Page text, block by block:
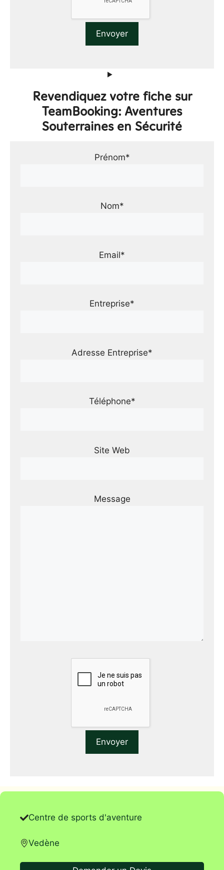
Revendiquez votre fiche sur
TeamBooking: Aventures
Souterraines en Sécurité
Prénom*
Nom*
Email*
Entreprise*
Adresse Entreprise*
Téléphone*
Site Web
Message
Centre de sports d'aventure
Vedène